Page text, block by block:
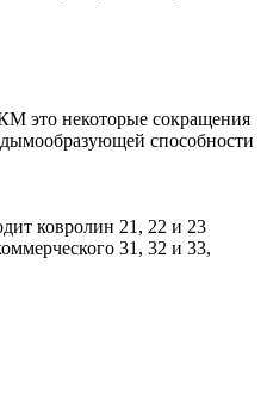
это некоторые сокращения
способности
ковролин 21, 22 и 23
31, 32 и 33,